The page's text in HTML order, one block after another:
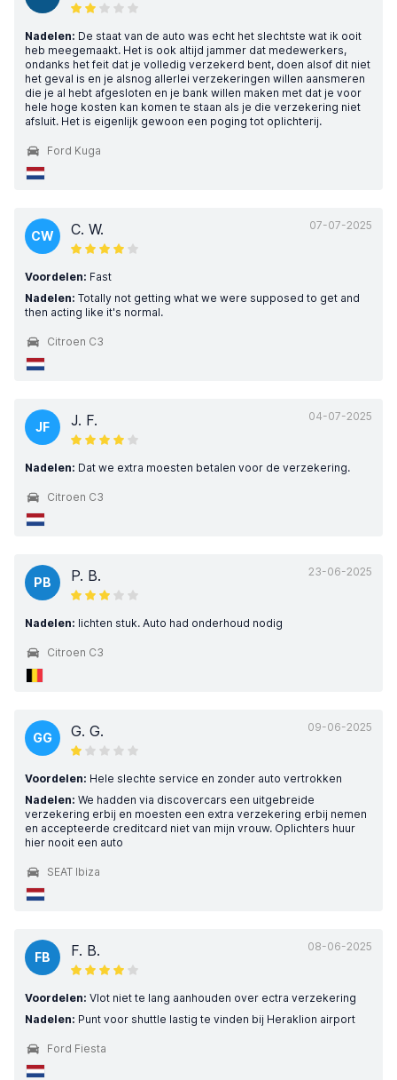
Nadelen: De staat van de auto was echt het slechtste wat ik ooit
heb meegemaakt. Het is ook altijd jammer dat medewerkers,
ondanks het feit dat je volledig verzekerd bent, doen alsof dit niet
het geval is en je alsnog allerlei verzekeringen willen aansmeren
die je al hebt afgesloten en je bank willen maken met dat je voor
hele hoge kosten kan komen te staan als je die verzekering niet
afsluit. Het is eigenlijk gewoon een poging tot oplichterij.
Ford Kuga
07-07-2025
CW C. W.
Voordelen: Fast
Nadelen: Totally not getting what we were supposed to get and
then acting like it's normal.
Citroen C3
04-07-2025
JF J. F.
Nadelen: Dat we extra moesten betalen voor de verzekering.
Citroen C3
23-06-2025
PB P. B.
Nadelen: lichten stuk. Auto had onderhoud nodig
Citroen C3
09-06-2025
GG G. G.
Voordelen: Hele slechte service en zonder auto vertrokken
Nadelen: We hadden via discovercars een uitgebreide
verzekering erbij en moesten een extra verzekering erbij nemen
en accepteerde creditcard niet van mijn vrouw. Oplichters huur
hier nooit een auto
SEAT Ibiza
08-06-2025
FB F. B.
Voordelen: Vlot niet te lang aanhouden over ectra verzekering
Nadelen: Punt voor shuttle lastig te vinden bij Heraklion airport
Ford Fiesta